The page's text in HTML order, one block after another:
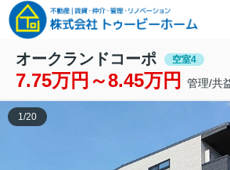
オークランドコーポ 空室4
7.75万円～8.45万円 管理/共
1/20